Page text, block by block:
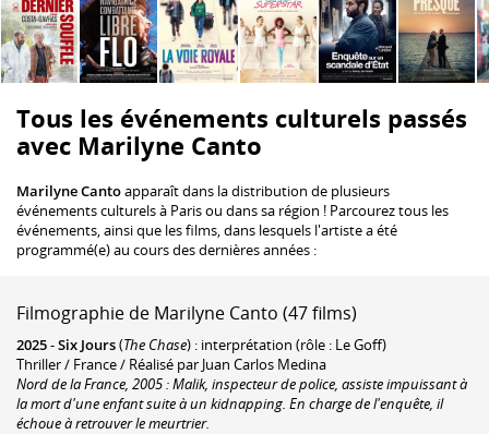
Tous les événements culturels passés
avec Marilyne Canto
Marilyne Cantoapparaît dans la distribution de plusieurs
événements culturels à Paris ou dans sa région ! Parcourez tous les
événements, ainsi que les films, dans lesquels l'artiste a été
programmé(e) au cours des dernières années :
Filmographie de Marilyne Canto (47 films)
2025-Six Jours(The Chase) : interprétation (rôle : Le Goff)
Thriller / France / Réalisé par Juan Carlos Medina
Nord de la France, 2005 : Malik, inspecteur de police, assiste impuissant à
la mort d'une enfant suite à un kidnapping. En charge de l'enquête, il
échoue à retrouver le meurtrier.